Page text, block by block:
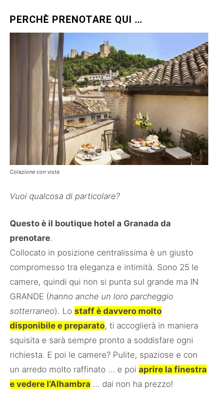
PERCHÈ PRENOTARE QUI …
Colazione con vista
Vuoi qualcosa di particolare?
Questo è il boutique hotel a Granada da
prenotare.
Collocato in posizione centralissima è un giusto
compromesso tra eleganza e intimità. Sono 25 le
camere, quindi qui non si punta sul grande ma IN
GRANDE (hanno anche un loro parcheggio
sotterraneo). Lo staff è davvero molto
disponibile e preparato, ti accoglierà in maniera
squisita e sarà sempre pronto a soddisfare ogni
richiesta. E poi le camere? Pulite, spaziose e con
un arredo molto raffinato … e poi aprire la finestra
e vedere l’Alhambra … dai non ha prezzo!